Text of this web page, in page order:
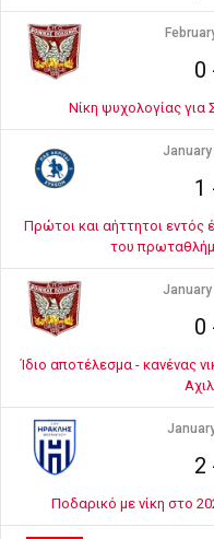
0
Νίκη ψυχολογίας για
1
Πρώτοι και αήττητοι εντός
του
0
Ίδιο αποτέλεσμα - κανένας
2
Ποδαρικό με νίκη στο